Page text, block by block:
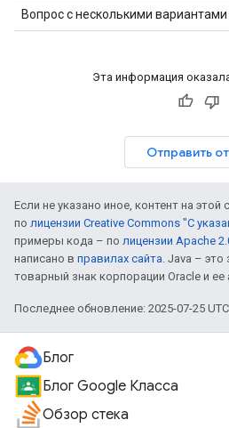
Вопрос с несколькими вариантами
Эта информация
Отправить
Если не указано иное, контент на этой
по лицензии Creative Commons "С
примеры кода – по лицензии Apache
написано в правилах сайта. Java – это
товарный знак корпорации Oracle и
Последнее обновление: 2025-07-25
Блог
Блог Google Класса
Обзор стека